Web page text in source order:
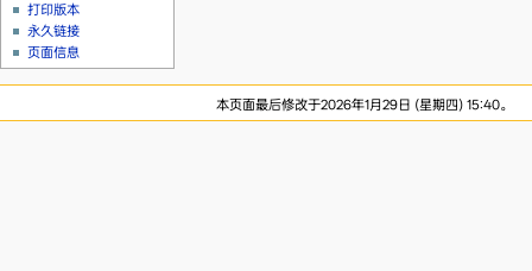
打印版本
永久链接
页面信息
本页面最后修改于2026年1月29日 (星期四) 15:40。